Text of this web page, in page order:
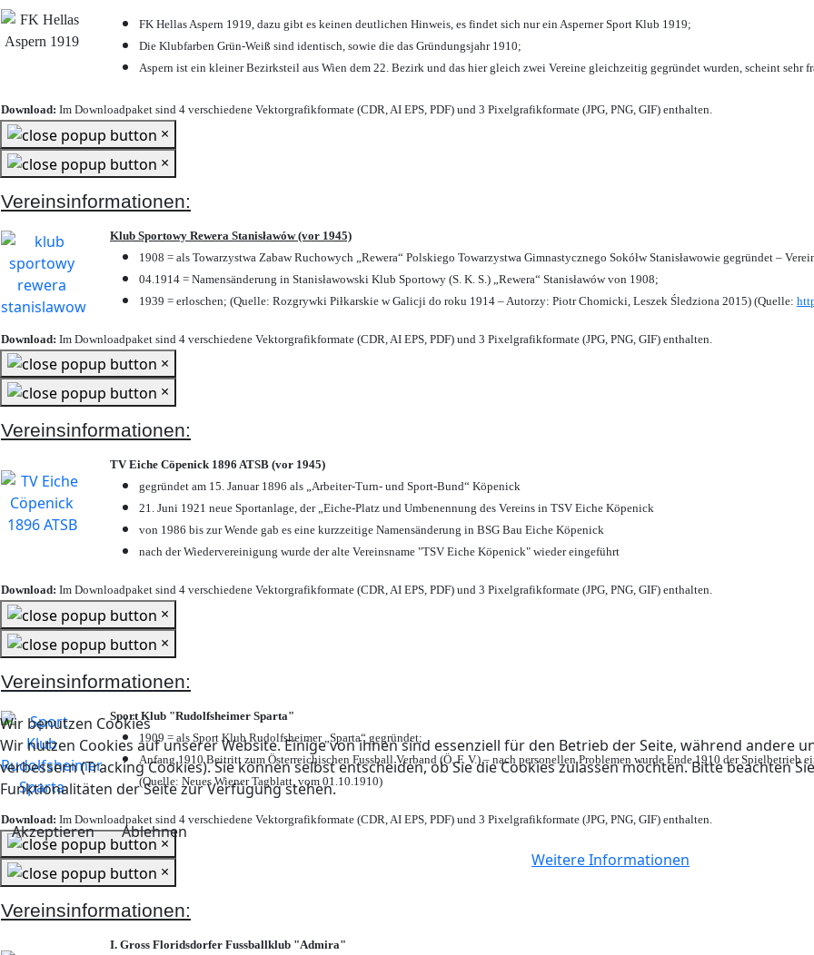
Wir benutzen Cookies
Wir nutzen Cookies auf unserer Website. Einige von ihnen sind essenziell für den Betrieb der Seite, während andere
verbessern (Tracking Cookies). Sie können selbst entscheiden, ob Sie die Cookies zulassen möchten. Bitte beachten
Funktionalitäten der Seite zur Verfügung stehen.
Akzeptieren
Ablehnen
Weitere Informationen
FK Hellas Aspern 1919, dazu gibt es keinen deutlichen Hinweis, es findet sich nur ein Asperner Sport Klub 1919;
Die Klubfarben Grün-Weiß sind identisch, sowie die das Gründungsjahr 1910;
Aspern ist ein kleiner Bezirksteil aus Wien dem 22. Bezirk und das hier gleich zwei Vereine gleichzeitig gegründet wurden, scheint sehr
Download: Im Downloadpaket sind 4 verschiedene Vektorgrafikformate (CDR, AI EPS, PDF) und 3 Pixelgrafikformate (JPG, PNG, GIF) enthalten.
×
×
Vereinsinformationen:
Klub Sportowy Rewera Stanisławów (vor 1945)
1908 = als Towarzystwa Zabaw Ruchowych „Rewera“ Polskiego Towarzystwa Gimnastycznego Sokółw Stanisławowie gegründet –
04.1914 = Namensänderung in Stanisławowski Klub Sportowy (S. K. S.) „Rewera“ Stanisławów von 1908;
1939 = erloschen; (Quelle: Rozgrywki Piłkarskie w Galicji do roku 1914 – Autorzy: Piotr Chomicki, Leszek Śledziona 2015) (Quelle:
Download: Im Downloadpaket sind 4 verschiedene Vektorgrafikformate (CDR, AI EPS, PDF) und 3 Pixelgrafikformate (JPG, PNG, GIF) enthalten.
×
×
Vereinsinformationen:
TV Eiche Cöpenick 1896 ATSB (vor 1945)
gegründet am 15. Januar 1896 als „Arbeiter-Turn- und Sport-Bund“ Köpenick
21. Juni 1921 neue Sportanlage, der „Eiche-Platz und Umbenennung des Vereins in TSV Eiche Köpenick
von 1986 bis zur Wende gab es eine kurzzeitige Namensänderung in BSG Bau Eiche Köpenick
nach der Wiedervereinigung wurde der alte Vereinsname "TSV Eiche Köpenick" wieder eingeführt
Download: Im Downloadpaket sind 4 verschiedene Vektorgrafikformate (CDR, AI EPS, PDF) und 3 Pixelgrafikformate (JPG, PNG, GIF) enthalten.
×
×
Vereinsinformationen:
Sport Klub "Rudolfsheimer Sparta"
1909 = als Sport Klub Rudolfsheimer „Sparta“ gegründet;
Anfang 1910 Beitritt zum Österreichischen Fussball Verband (Ö. F. V.) – nach personellen Problemen wurde Ende 1910 der
(Quelle: Neues Wiener Tagblatt, vom 01.10.1910)
Download: Im Downloadpaket sind 4 verschiedene Vektorgrafikformate (CDR, AI EPS, PDF) und 3 Pixelgrafikformate (JPG, PNG, GIF) enthalten.
×
×
Vereinsinformationen:
I. Gross Floridsdorfer Fussballklub "Admira"